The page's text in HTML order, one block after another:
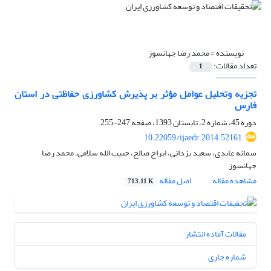
نویسنده =محمد رضا جهانسوز
تعداد مقالات: 1
تجزیه وتحلیل عوامل مؤثر بر پذیرش کشاورزی حفاظتی در استان
فارس
دوره 45، شماره 2، تابستان 1393، صفحه
247-255
10.22059/ijaedr.2014.52161
سمانه عابدی، سعید یزدانی، ایراج صالح، حبیب الله سلامی، محمد رضا
جهانسوز
مشاهده مقاله
اصل مقاله 713.11 K
مقالات آماده انتشار
شماره جاری